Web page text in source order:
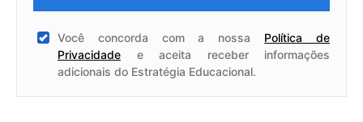
Você concorda com a nossa Política de
Privacidade e aceita receber informações
adicionais do Estratégia Educacional.